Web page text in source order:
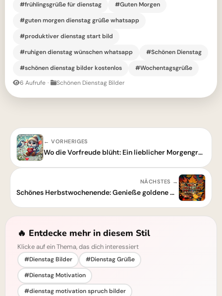
#frühlingsgrüße für dienstag
#Guten Morgen
#guten morgen dienstag grüße whatsapp
#produktiver dienstag start bild
#ruhigen dienstag wünschen whatsapp
#Schönen Dienstag
#schönen dienstag bilder kostenlos
#Wochentagsgrüße
6 Aufrufe · Schönen Dienstag Bilder
← VORHERIGES
Wo die Vorfreude blüht: Ein lieblicher Morgengruß zum baldigen Wochenende
NÄCHSTES →
Schönes Herbstwochenende: Genieße goldene Momente voller Herzenswärme!
🔥 Entdecke mehr in diesem Stil
Klicke auf ein Thema, das dich interessiert
#Dienstag Bilder
#Dienstag Grüße
#Dienstag Motivation
#dienstag motivation spruch bilder